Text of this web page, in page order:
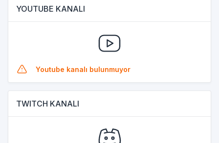
YOUTUBE KANALI
Youtube kanalı bulunmuyor
TWITCH KANALI